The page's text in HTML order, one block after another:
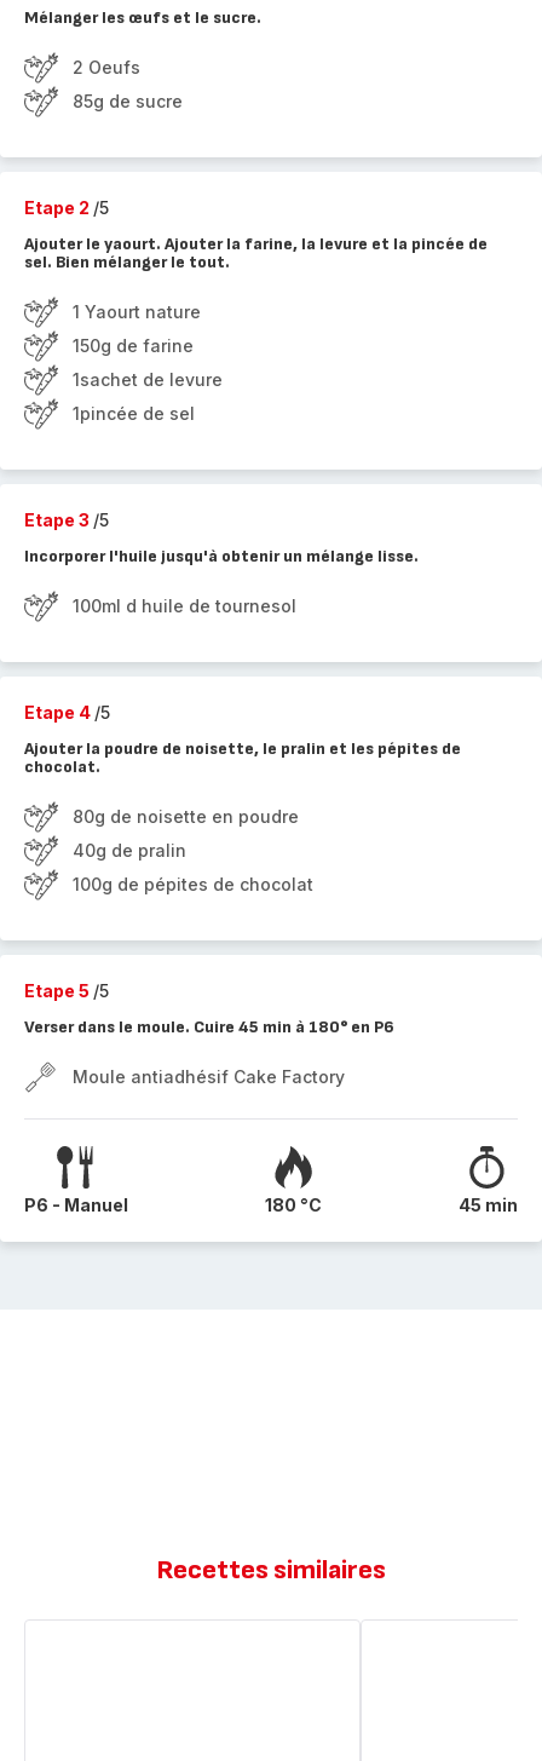
Mélanger les œufs et le sucre.
2 Oeufs
85g de sucre
Etape 2 /5
Ajouter le yaourt. Ajouter la farine, la levure et la pincée de
sel. Bien mélanger le tout.
1 Yaourt nature
150g de farine
1sachet de levure
1pincée de sel
Etape 3 /5
Incorporer l'huile jusqu'à obtenir un mélange lisse.
100ml d huile de tournesol
Etape 4 /5
Ajouter la poudre de noisette, le pralin et les pépites de
chocolat.
80g de noisette en poudre
40g de pralin
100g de pépites de chocolat
Etape 5 /5
Verser dans le moule. Cuire 45 min à 180° en P6
Moule antiadhésif Cake Factory
P6 - Manuel 180 °C 45 min
Recettes similaires